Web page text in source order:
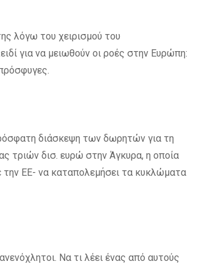
λόγω του χειρισμού του
για να μειωθούν οι ροές στην Ευρώπη:
διάσκεψη των δωρητών για τη
τριών δισ. ευρώ στην Άγκυρα, η οποία
την ΕΕ- να καταπολεμήσει τα κυκλώματα
Να τι λέει ένας από αυτούς